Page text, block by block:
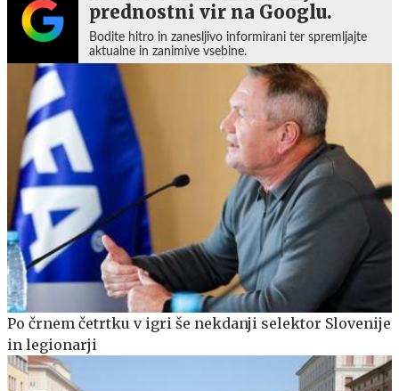
prednostni vir na Googlu.
Bodite hitro in zanesljivo informirani ter spremljajte
aktualne in zanimive vsebine.
Po črnem četrtku v igri še nekdanji selektor Slovenije
in legionarji